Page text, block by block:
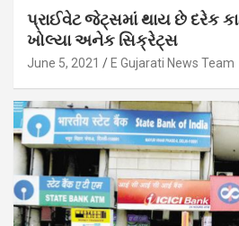
પ્રાઈવેટ જેટ્સમાં થાય છે દરેક
ખોલ્યા અનેક સિક્રેટ્સ
June 5, 2021 E Gujarati News Team